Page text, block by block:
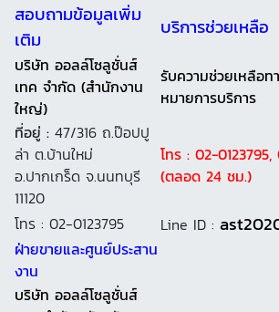
สอบถามข้อมูลเพิ่ม
เติม
บริการช่วยเหลือ
บริษัท ออลล์โซลูชั่นส์
เทค จำกัด (สำนักงาน
ใหญ่)
รับความช่วยเหลือ
หมายการบริการ
ที่อยู่ : 47/316 ถ.ป๊อปปู
ล่า ต.บ้านใหม่
อ.ปากเกร็ด จ.นนทบุรี
11120
โทร : 02-
(ตลอด 24 ชม.)
โทร : 02-0123795 Line ID :
ฝ่ายขายและศูนย์ประสาน
งาน
บริษัท ออลล์โซลูชั่นส์